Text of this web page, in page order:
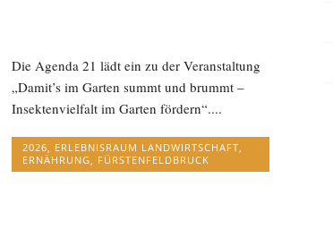
Die Agenda 21 lädt ein zu der Veranstaltung
„Damit’s im Garten summt und brummt –
Insektenvielfalt im Garten fördern“....
2026, ERLEBNISRAUM LANDWIRTSCHAFT,
ERNÄHRUNG, FÜRSTENFELDBRUCK